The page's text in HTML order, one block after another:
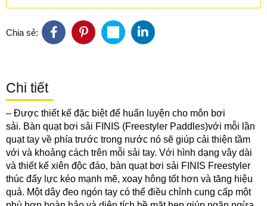
Chia sẻ:
Chi tiết
– Được thiết kế đặc biệt để huấn luyện cho môn bơi
sải. Bàn quạt bơi sải FINIS (Freestyler Paddles)với mỗi lần
quạt tay về phía trước trong nước nó sẽ giúp cải thiện tầm
với và khoảng cách trên mỗi sải tay. Với hình dạng vây dài
và thiết kế xiên độc đáo, bàn quạt bơi sải FINIS Freestyler
thúc đẩy lực kéo mạnh mẽ, xoay hông tốt hơn và tăng hiệu
quả. Một dây đeo ngón tay có thể điều chỉnh cung cấp một